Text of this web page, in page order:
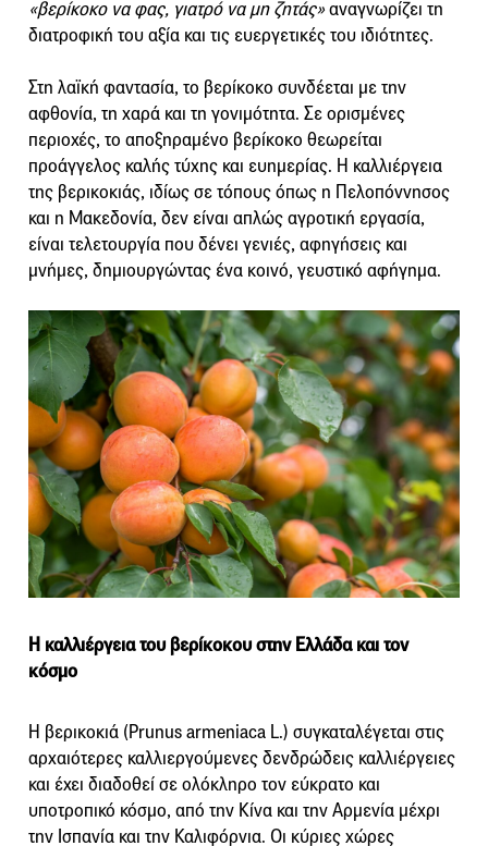
«βερίκοκο να φας, γιατρό να μη ζητάς»αναγνωρίζει τη
διατροφική του αξία και τις ευεργετικές του ιδιότητες.
Στη λαϊκή φαντασία, το βερίκοκο συνδέεται με την
αφθονία, τη χαρά και τη γονιμότητα. Σε ορισμένες
περιοχές, το αποξηραμένο βερίκοκο θεωρείται
προάγγελος καλής τύχης και ευημερίας. Η καλλιέργεια
της βερικοκιάς, ιδίως σε τόπους όπως η Πελοπόννησος
και η Μακεδονία, δεν είναι απλώς αγροτική εργασία,
είναι τελετουργία που δένει γενιές, αφηγήσεις και
μνήμες, δημιουργώντας ένα κοινό, γευστικό αφήγημα.
Η καλλιέργεια του βερίκοκου στην Ελλάδα και τον
κόσμο
Η βερικοκιά (Prunus armeniaca L.) συγκαταλέγεται στις
αρχαιότερες καλλιεργούμενες δενδρώδεις καλλιέργειες
και έχει διαδοθεί σε ολόκληρο τον εύκρατο και
υποτροπικό κόσμο, από την Κίνα και την Αρμενία μέχρι
την Ισπανία και την Καλιφόρνια. Οι κύριες χώρες